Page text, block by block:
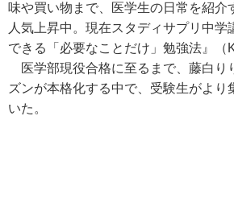
味や買い物まで、医学生の日常を紹
人気上昇中。現在スタディサプリ中
できる「必要なことだけ」勉強法』（
医学部現役合格に至るまで、藤白り
ズンが本格化する中で、受験生がよ
いた。